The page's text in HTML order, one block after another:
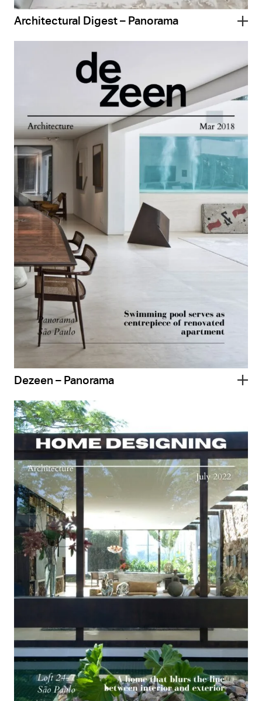
Architectural Digest – Panorama
Dezeen – Panorama